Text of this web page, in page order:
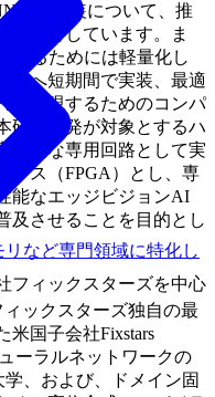
など専門領域に特化し
）の実装について、推
目標としています。ま
せるためには軽量化し
上へ短期間で実装、最適
を実現するためのコンパ
研究開発が対象とするハ
性能な専用回路として実
イス（FPGA）とし、専
能なエッジビジョンAI
及させることを目的とし
フィックスターズを中心
ックスターズ独自の最
米国子会社Fixstars
ーラルネットワークの
、および、ドメイン固